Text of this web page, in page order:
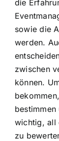
die
sowie die
werden.
zwischen
können.
wichtig, all
zu